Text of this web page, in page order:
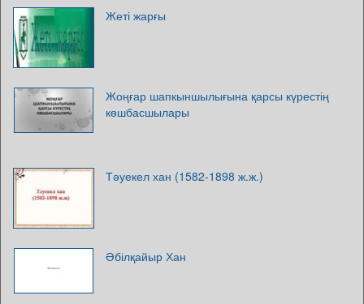
Жеті жарғы
Жоңғар шапкыншылығына қарсы күрестің
көшбасшылары
Тәуекел хан (1582-1898 ж.ж.)
Әбілқайыр Хан